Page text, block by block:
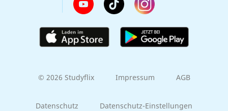
© 2026 Studyflix Impressum AGB
Datenschutz Datenschutz-Einstellungen